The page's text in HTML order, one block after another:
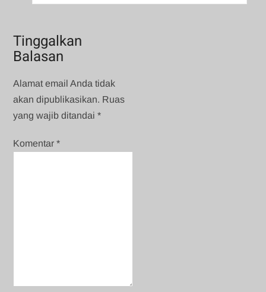
Tinggalkan
Balasan
Alamat email Anda tidak
akan dipublikasikan. Ruas
yang wajib ditandai*
Komentar*